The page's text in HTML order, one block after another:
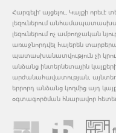
Հարգելի' այցելու, Կայքի
լեզուներում
լեզուներում ոչ ամբողջական
առաջնորդվել հայերեն
պատասխանատվություն չի
անձանց ինտերնետային
արժանահավատության, այնտեղ
երրորդ անձանց կողմից այդ
օգտագործման հնարավոր